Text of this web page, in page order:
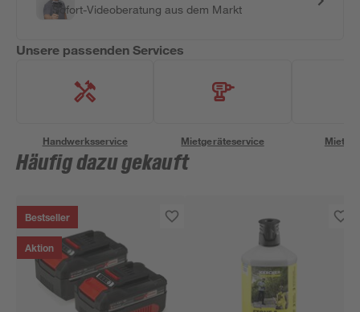
Sofort-Videoberatung aus dem Markt
Unsere passenden Services
Handwerksservice Mietgeräteservice
Häufig dazu gekauft
Bestseller
Aktion